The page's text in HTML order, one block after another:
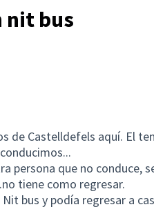
nit bus
de Castelldefels aquí. El
persona que no conduce,
tiene como regresar.
bus y podía regresar a